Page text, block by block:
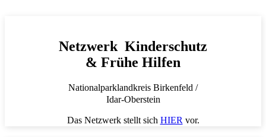
Netzwerk Kinderschutz
& Frühe Hilfen
Nationalparklandkreis Birkenfeld /
Idar-Oberstein
Das Netzwerk stellt sich HIERvor.